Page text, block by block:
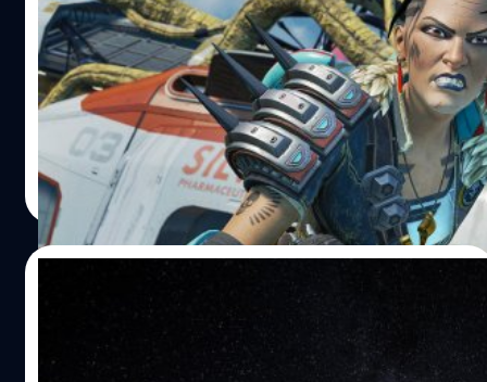
ค่ายเกม Electronic Arts และทีมพัฒนา Respawn
Entertainment ได้ประกาศว่าจะเปิดให้เล่นเกม Apex
Legends เวอร์ชัน PlayStation 5 และ Xbox Series X|S พร้อม
อีเวนต์ Warriors Collection ในวันนี้ (29 มี.ค.) Apex Legends
เวอร์ชัน PlayStation 5 และ Xbox Series X|S จะรองรับความ
ละเอียด 4K, เฟรมเรต 60 FPS, HDR, แผนที่ความละเอียดสูง
และเพิ่ม LOD distance Apex Legends เปิดให้เล่นครั้งแรกบน
แพลตฟอร์ม PlayStation 4, Xbox One และ PC (Origin) ใน
เดือนกุมภาพันธ์ 2019 ต่อมาเปิดให้เล่นผ่าน Steam…
ศุภกร ประเสริฐศิลป์ | 1593 days ago
Read More
EA ประกาศ Respawn กำลังพัฒนาเกมจาก
Star Wars ถึง 3 เกม 3 แนวด้วยกัน